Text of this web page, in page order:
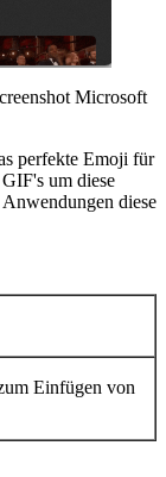
Microsoft
perfekte Emoji für
um diese
diese
Einfügen von